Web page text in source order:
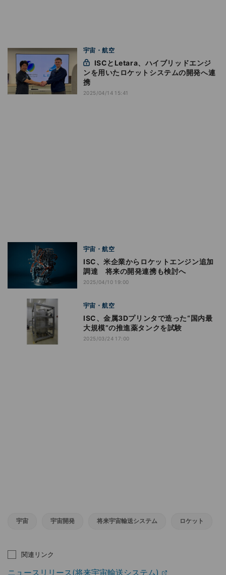
宇宙・航空
ンを用いたロケットシステムの開発へ連
携
2025/04/14 15:41
宇宙・航空
ISC、米企業からロケットエンジン追加
調達 将来の開発連携も検討へ
2025/04/10 19:00
宇宙・航空
ISC、金属3Dプリンタで造った“国内最
大規模”の推進薬タンクを試験
2025/03/24 17:00
宇宙 宇宙開発 将来宇宙輸送システム ロケット
関連リンク
ニュースリリース(将来宇宙輸送システム)